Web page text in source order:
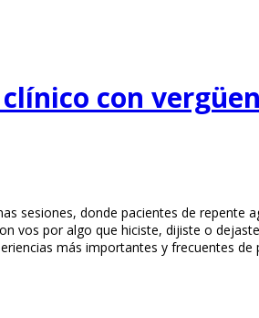
con
sesiones, donde pacientes de repente
vos por algo que hiciste, dijiste o
más importantes y frecuentes